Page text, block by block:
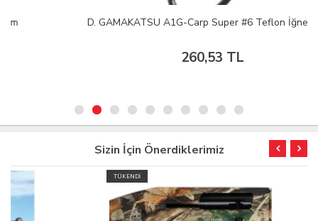
D. GAMAKATSU A1G-Carp Super #6 Teflon İğne 1/10
260,53 TL
Sizin İçin Önerdiklerimiz